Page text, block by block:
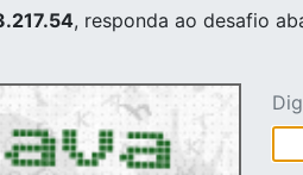
, responda ao desafio